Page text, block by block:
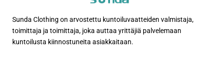
Sunda Clothing on arvostettu kuntoiluvaatteiden valmistaja,
toimittaja ja toimittaja, joka auttaa yrittäjiä palvelemaan
kuntoilusta kiinnostuneita asiakkaitaan.